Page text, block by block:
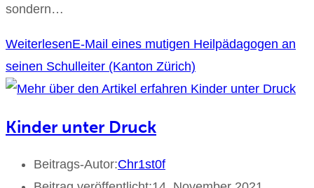
sondern…
WeiterlesenE-Mail eines mutigen Heilpädagogen an
seinen Schulleiter (Kanton Zürich)
Kinder unter Druck
Beitrags-Autor:Chr1st0f